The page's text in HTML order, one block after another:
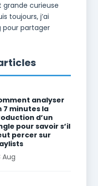
curieuse
toujours, j’ai
pour partager
analyser
7 minutes la
d’un
pour savoir s’il
percer sur
Aug